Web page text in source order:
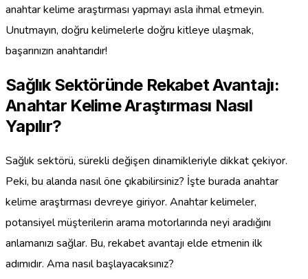
anahtar kelime araştırması yapmayı asla ihmal etmeyin.
Unutmayın, doğru kelimelerle doğru kitleye ulaşmak,
başarınızın anahtarıdır!
Sağlık Sektöründe Rekabet Avantajı:
Anahtar Kelime Araştırması Nasıl
Yapılır?
Sağlık sektörü, sürekli değişen dinamikleriyle dikkat çekiyor.
Peki, bu alanda nasıl öne çıkabilirsiniz? İşte burada anahtar
kelime araştırması devreye giriyor. Anahtar kelimeler,
potansiyel müşterilerin arama motorlarında neyi aradığını
anlamanızı sağlar. Bu, rekabet avantajı elde etmenin ilk
adımıdır. Ama nasıl başlayacaksınız?